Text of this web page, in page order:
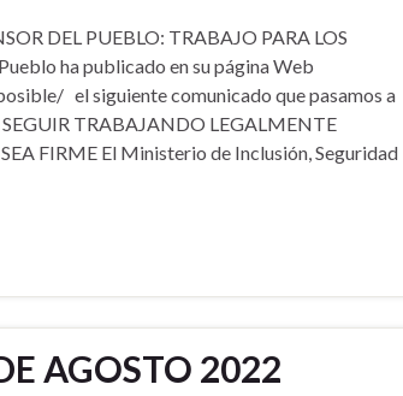
DEL PUEBLO: TRABAJO PARA LOS
ha publicado en su página Web
el siguiente comunicado que pasamos a
TRABAJANDO LEGALMENTE
FIRME El Ministerio de Inclusión, Seguridad
AGOSTO 2022